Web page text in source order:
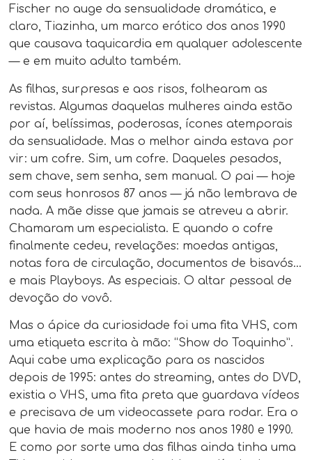
Fischer no auge da sensualidade dramática, e
claro, Tiazinha, um marco erótico dos anos 1990
que causava taquicardia em qualquer adolescente
— e em muito adulto também.
As filhas, surpresas e aos risos, folhearam as
revistas. Algumas daquelas mulheres ainda estão
por aí, belíssimas, poderosas, ícones atemporais
da sensualidade. Mas o melhor ainda estava por
vir: um cofre. Sim, um cofre. Daqueles pesados,
sem chave, sem senha, sem manual. O pai — hoje
com seus honrosos 87 anos — já não lembrava de
nada. A mãe disse que jamais se atreveu a abrir.
Chamaram um especialista. E quando o cofre
finalmente cedeu, revelações: moedas antigas,
notas fora de circulação, documentos de bisavós…
e mais Playboys. As especiais. O altar pessoal de
devoção do vovô.
Mas o ápice da curiosidade foi uma fita VHS, com
uma etiqueta escrita à mão: “Show do Toquinho”.
Aqui cabe uma explicação para os nascidos
depois de 1995: antes do streaming, antes do DVD,
existia o VHS, uma fita preta que guardava vídeos
e precisava de um videocassete para rodar. Era o
que havia de mais moderno nos anos 1980 e 1990.
E como por sorte uma das filhas ainda tinha uma